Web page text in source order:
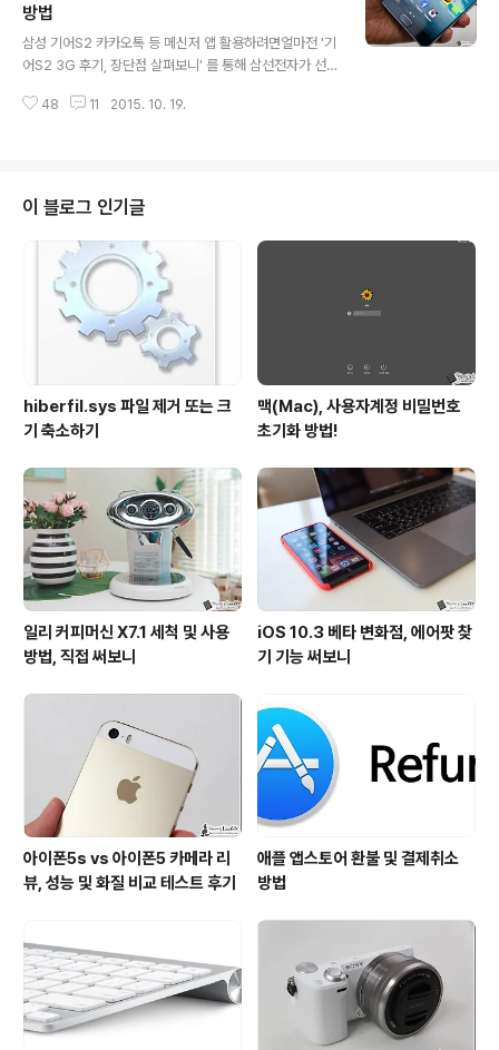
과 이렇게 기록된 이미지를 연동된 스마트폰으로 옮기는
과정을 소개해 드리도록 하겠습니다. 기어S2 스크린샷 찍
는 방법과 폰으로 전송법앞서 말씀드린 것처럼 기어S2 는
블루투스 모델과 3G 모델을 구분하지 않고 화면에 보여지
는 내용을 스크린샷으로 담아낼 수 있습니다. 여느 스마트
방법
삼성 기어S2 카카오톡 등 메신저 앱 활용하려면얼마전 '기
어S2 3G 후기, 장단점 살펴보니' 를 통해 삼선전자가 선보
니다. 3G 모델이라 블루투스 기반의 것과는 약간 차이가
럿 계시던군요. 이에 본문에서는 국내에서 대표적으로 쓰
이는 메신저 앱이죠. 카카오톡을 기준으로 관련 활용법을
살펴보려 합니다. 사실 그리 어려운 내용은 아니지만 많은
분들이 궁금해할 수도 있겠다 싶어서 말이죠~^^;; 제목에
서도 언급한 것처럼 알림을 받고, 기어S2 에서 이에 대한
카톡 답장을 하는 과정까지 다..
48 11 2015. 10. 19.
이 블로그 인기글
hiberfil.sys 파일 제거 또는 크
기 축소하기
맥(Mac), 사용자계정 비밀번호
초기화 방법!
일리 커피머신 X7.1 세척 및 사용
방법, 직접 써보니
iOS 10.3 베타 변화점, 에어팟 찾
기 기능 써보니
아이폰5s vs 아이폰5 카메라 리
뷰, 성능 및 화질 비교 테스트 후기
애플 앱스토어 환불 및 결제취소
방법